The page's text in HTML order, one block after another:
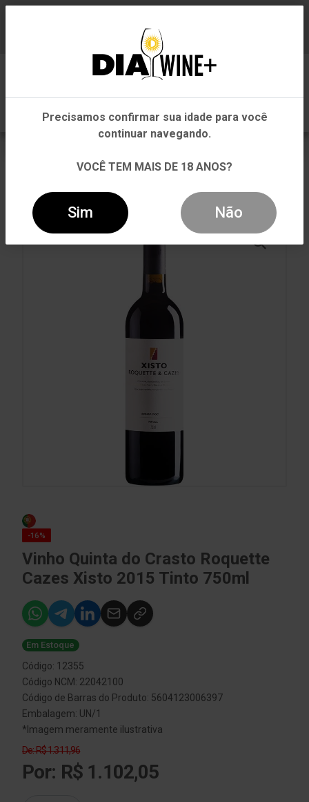
CARNE VERMELHA
2015 TINTO 750ML
-16%
Vinho Quinta do Crasto Roquette
Cazes Xisto 2015 Tinto 750ml
Em Estoque
Código: 12355
Código NCM: 22042100
Código de Barras do Produto: 5604123006397
Embalagem: UN/1
*Imagem meramente ilustrativa
De: R$ 1.311,96
Por: R$ 1.102,05
Em que Estado você está?
Pernambuco
Outros Estados
Precisamos confirmar sua idade para você
continuar navegando.
VOCÊ TEM MAIS DE 18 ANOS?
Sim Não